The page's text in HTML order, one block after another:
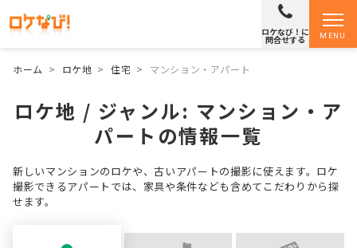
MENU
ロケなび！に
問合せする
ホーム > ロケ地 > 住宅 > マンション・アパート
ロケ地 / ジャンル: マンション・ア
パート の情報一覧
新しいマンションのロケや、古いアパートの撮影に使えます。ロケ
撮影できるアパートでは、家具や条件なども含めてこだわりから探
せます。